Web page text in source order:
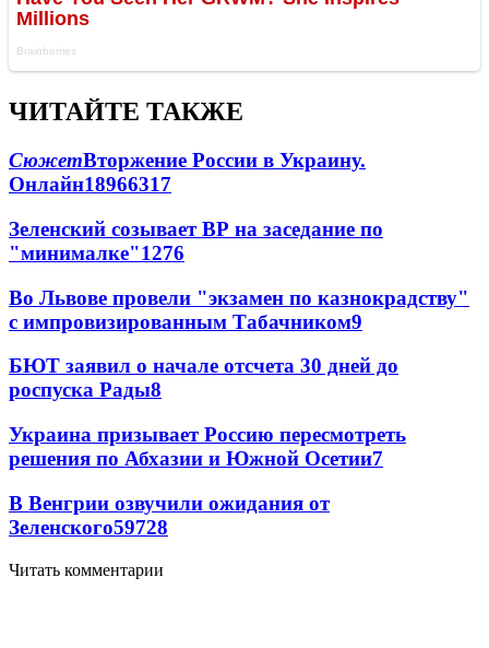
ЧИТАЙТЕ ТАКЖЕ
СюжетВторжение России в Украину.
Онлайн18966317
Зеленский созывает ВР на заседание по
"минималке"1276
Во Львове провели "экзамен по казнокрадству"
с импровизированным Табачником9
БЮТ заявил о начале отсчета 30 дней до
роспуска Рады8
Украина призывает Россию пересмотреть
решения по Абхазии и Южной Осетии7
В Венгрии озвучили ожидания от
Зеленского59728
Читать комментарии